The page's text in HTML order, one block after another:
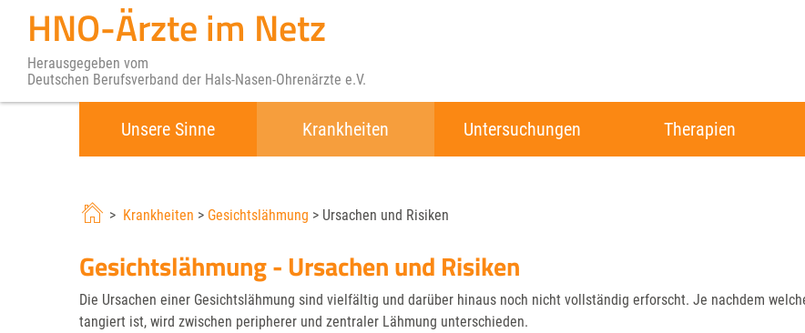
HNO-Ärzte im Netz
Herausgegeben vom
Deutschen Berufsverband der Hals-Nasen-Ohrenärzte e.V.
Unsere Sinne Krankheiten Untersuchungen Therapien
> Krankheiten > Gesichtslähmung > Ursachen und Risiken
Gesichtslähmung - Ursachen und Risiken
Die Ursachen einer Gesichtslähmung sind vielfältig und darüber hinaus noch nicht vollständig erforscht. Je nachdem
tangiert ist, wird zwischen peripherer und zentraler Lähmung unterschieden.